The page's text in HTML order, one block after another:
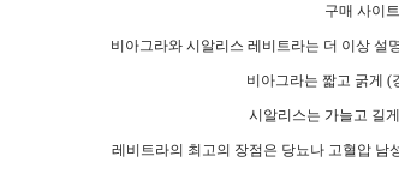
구매 사이
비아그라와 시알리스 레비트라는 더 이상 설
비아그라는 짧고 굵게 (
시알리스는 가늘고 길
레비트라의 최고의 장점은 당뇨나 고혈압 남